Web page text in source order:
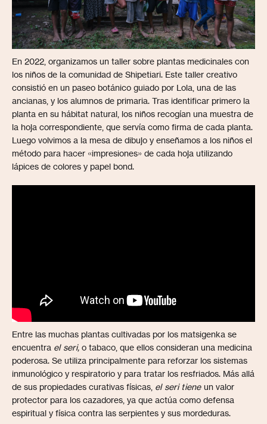
En 2022, organizamos un taller sobre plantas medicinales con
los niños de la comunidad de Shipetiari. Este taller creativo
consistió en un paseo botánico guiado por Lola, una de las
ancianas, y los alumnos de primaria. Tras identificar primero la
planta en su hábitat natural, los niños recogían una muestra de
la hoja correspondiente, que servía como firma de cada planta.
Luego volvimos a la mesa de dibujo y enseñamos a los niños el
método para hacer «impresiones» de cada hoja utilizando
lápices de colores y papel bond.
Entre las muchas plantas cultivadas por los matsigenka se
encuentra el seri, o tabaco, que ellos consideran una medicina
poderosa. Se utiliza principalmente para reforzar los sistemas
inmunológico y respiratorio y para tratar los resfriados. Más allá
de sus propiedades curativas físicas, el seri tiene un valor
protector para los cazadores, ya que actúa como defensa
espiritual y física contra las serpientes y sus mordeduras.